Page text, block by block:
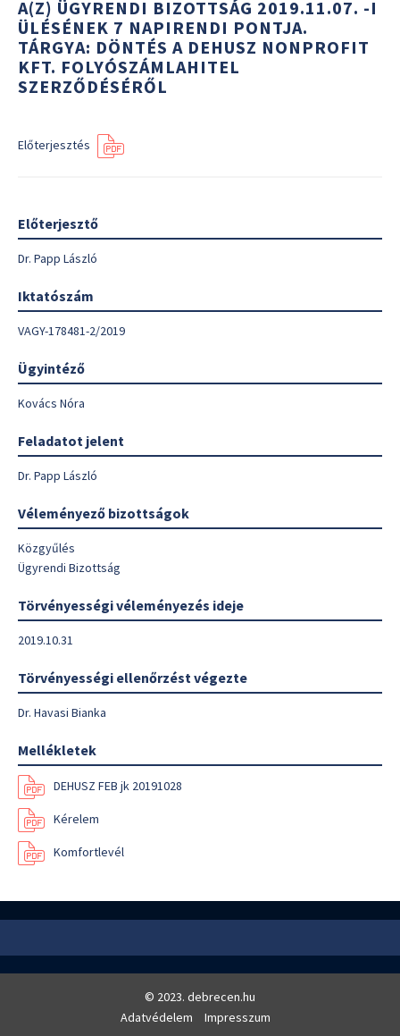
A(Z) ÜGYRENDI BIZOTTSÁG 2019.11.07. -I
ÜLÉSÉNEK 7 NAPIRENDI PONTJA.
TÁRGYA: DÖNTÉS A DEHUSZ NONPROFIT
KFT. FOLYÓSZÁMLAHITEL
SZERZŐDÉSÉRŐL
Előterjesztés
Előterjesztő
Dr. Papp László
Iktatószám
VAGY-178481-2/2019
Ügyintéző
Kovács Nóra
Feladatot jelent
Dr. Papp László
Véleményező bizottságok
Közgyűlés
Ügyrendi Bizottság
Törvényességi véleményezés ideje
2019.10.31
Törvényességi ellenőrzést végezte
Dr. Havasi Bianka
Mellékletek
DEHUSZ FEB jk 20191028
Kérelem
Komfortlevél
© 2023. debrecen.hu
Adatvédelem
Impresszum